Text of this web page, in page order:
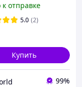
от 98 до 183
к отправке
5.0 (2)
Купить
99%